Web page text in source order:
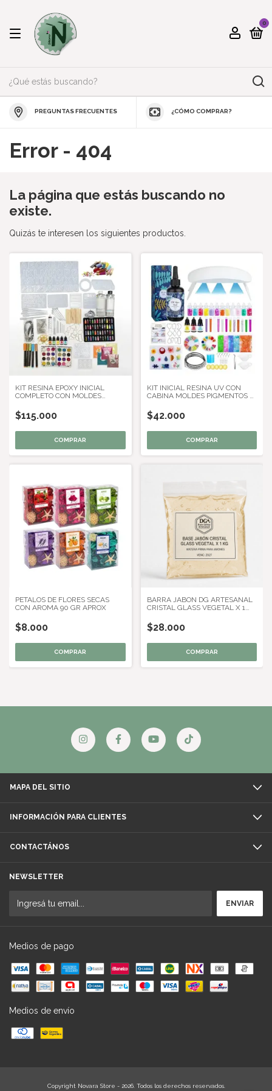
0
PREGUNTAS FRECUENTES ¿CÓMO COMPRAR?
Error - 404
La página que estás buscando no
existe.
Quizás te interesen los siguientes productos.
KIT RESINA EPOXY INICIAL
COMPLETO CON MOLDES
$115.000
KIT INICIAL RESINA UV CON
CABINA MOLDES PIGMENTOS Y
$42.000
PETALOS DE FLORES SECAS
CON AROMA 90 GR APROX
$8.000
COMPRAR
BARRA JABON DG ARTESANAL
CRISTAL GLASS VEGETAL X 1
$28.000
MAPA DEL SITIO
INFORMACIÓN PARA CLIENTES
CONTACTÁNOS
NEWSLETTER
Medios de pago
Medios de envío
Copyright Novara Store - 2026. Todos los derechos reservados.